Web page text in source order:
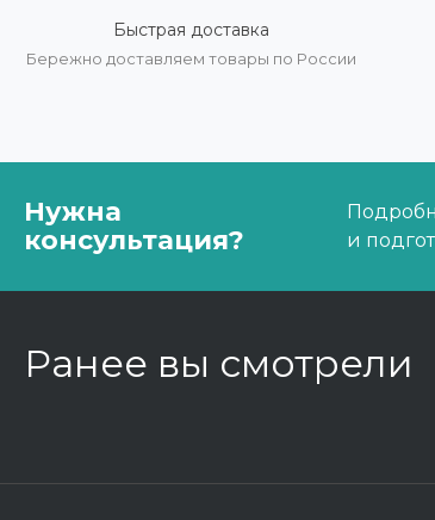
Быстрая доставка
Бережно доставляем товары по России
Нужна
консультация?
и
Ранее вы смотрели